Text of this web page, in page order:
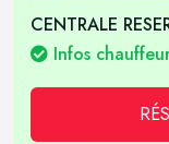
CENTRALE
Infos